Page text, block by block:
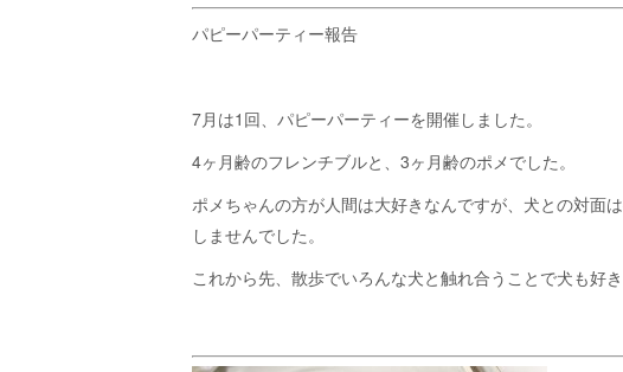
パピーパーティー報告
7月は1回、パピーパーティーを開催しました。
4ヶ月齢のフレンチブルと、3ヶ月齢のポメでした。
ポメちゃんの方が人間は大好きなんですが、犬との対面
しませんでした。
これから先、散歩でいろんな犬と触れ合うことで犬も好